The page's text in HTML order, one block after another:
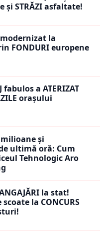
și STRĂZI asfaltate!
la
FONDURI europene
fabulos a ATERIZAT
orașului
milioane și
ultimă oră: Cum
Tehnologic Aro
la stat!
la CONCURS